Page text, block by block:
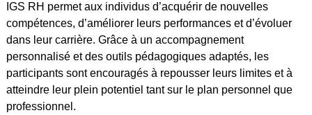
IGS RH permet aux individus d’acquérir de nouvelles
compétences, d’améliorer leurs performances et d’évoluer
dans leur carrière. Grâce à un accompagnement
personnalisé et des outils pédagogiques adaptés, les
participants sont encouragés à repousser leurs limites et à
atteindre leur plein potentiel tant sur le plan personnel que
professionnel.